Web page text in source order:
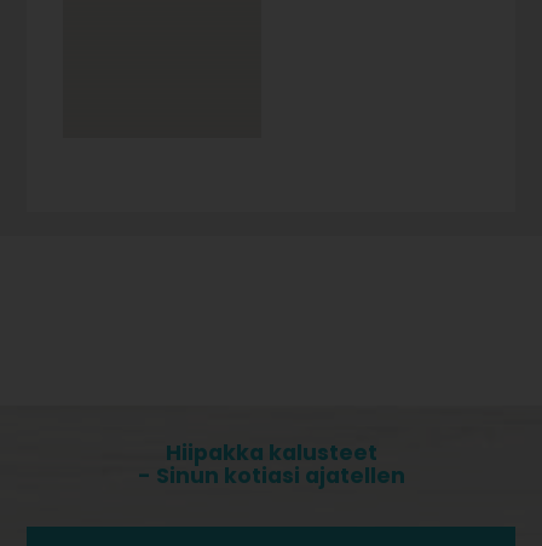
Hiipakka kalusteet
- Sinun kotiasi ajatellen